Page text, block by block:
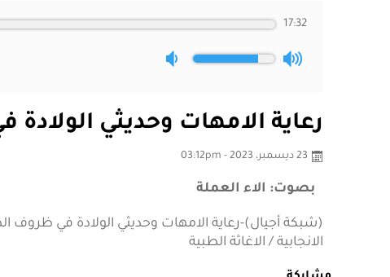
17:32
رعاية الامهات وحديثي
23 ديسمبر، 2023 - 03:12pm
بصوت: الاء العملة
(شبكة أجيال)-رعاية الامهات وحديثي الولادة في
الانجابية / الاغاثة الطبية